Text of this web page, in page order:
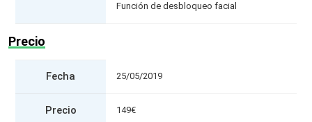
Función de desbloqueo facial
Precio
Fecha 25/05/2019
Precio 149€